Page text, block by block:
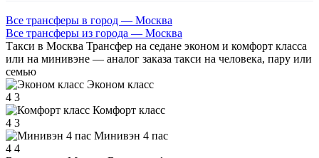
Все трансферы в город — Москва
Все трансферы из города — Москва
Такси в Москва Трансфер на седане эконом и комфорт класса
или на минивэне — аналог заказа такси на человека, пару или
семью
Эконом класс
4 3
Комфорт класс
4 3
Минивэн 4 пас
4 4